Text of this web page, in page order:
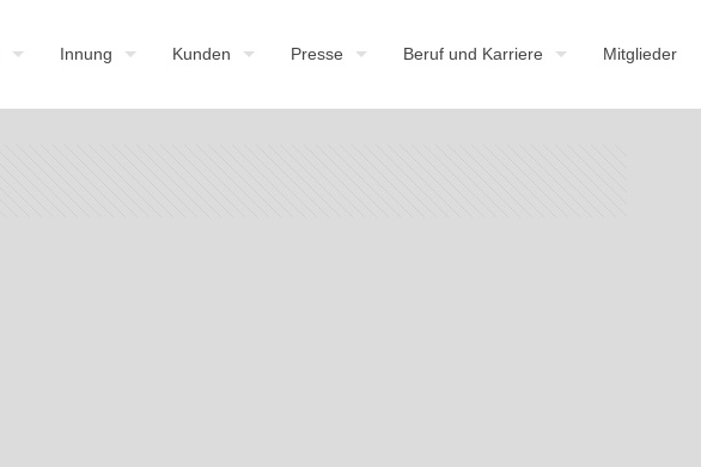
Innung Kunden Presse Beruf und Karriere Mitglieder